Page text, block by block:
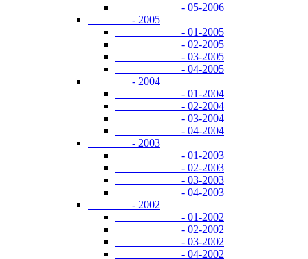
- 05-2006
- 2005
- 01-2005
- 02-2005
- 03-2005
- 04-2005
- 2004
- 01-2004
- 02-2004
- 03-2004
- 04-2004
- 2003
- 01-2003
- 02-2003
- 03-2003
- 04-2003
- 2002
- 01-2002
- 02-2002
- 03-2002
- 04-2002